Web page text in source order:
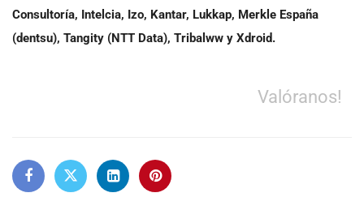
Consultoría, Intelcia, Izo, Kantar, Lukkap, Merkle España
(dentsu), Tangity (NTT Data), Tribalww y Xdroid.
Valóranos!